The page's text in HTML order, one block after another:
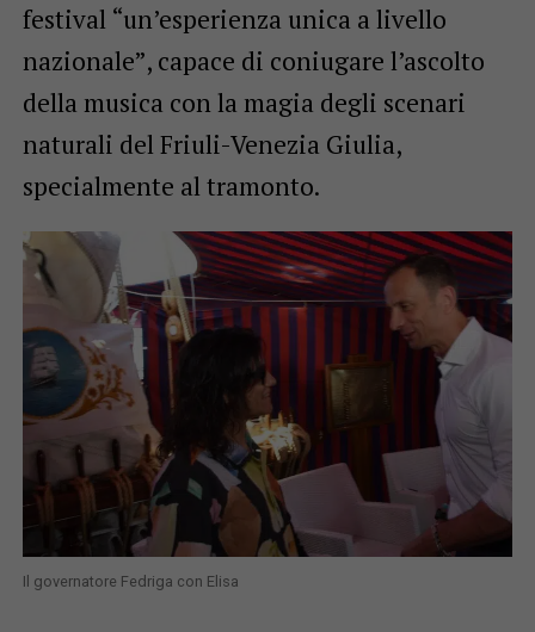
festival “un’esperienza unica a livello
nazionale”, capace di coniugare l’ascolto
della musica con la magia degli scenari
naturali del Friuli-Venezia Giulia,
specialmente al tramonto.
Il governatore Fedriga con Elisa